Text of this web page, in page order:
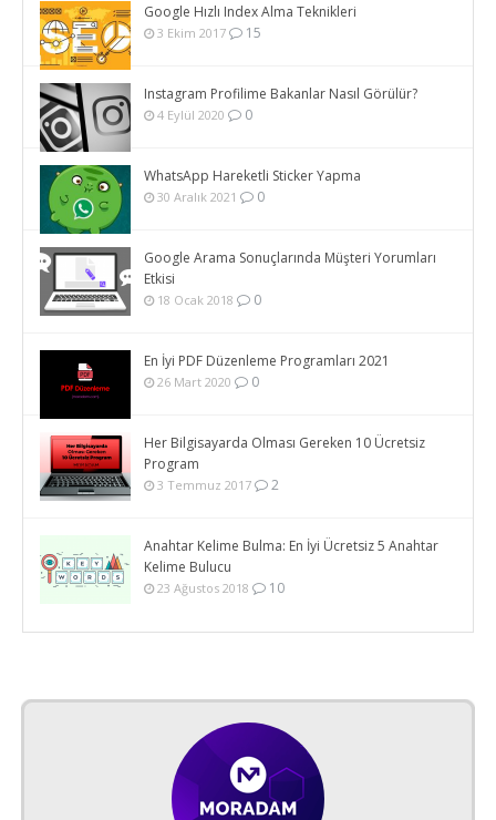
Google Hızlı Index Alma Teknikleri
3 Ekim 2017 15
Instagram Profilime Bakanlar Nasıl Görülür?
4 Eylül 2020 0
WhatsApp Hareketli Sticker Yapma
30 Aralık 2021 0
Google Arama Sonuçlarında Müşteri Yorumları
Etkisi
18 Ocak 2018 0
En İyi PDF Düzenleme Programları 2021
26 Mart 2020 0
Her Bilgisayarda Olması Gereken 10 Ücretsiz
Program
3 Temmuz 2017 2
Anahtar Kelime Bulma: En İyi Ücretsiz 5 Anahtar
Kelime Bulucu
23 Ağustos 2018 10